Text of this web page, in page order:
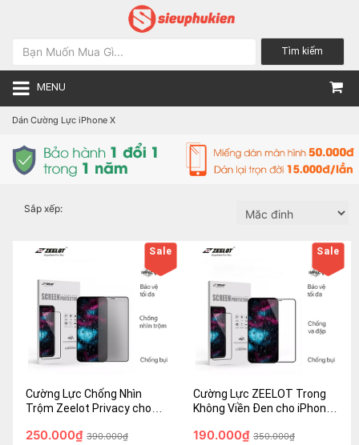
Tìm kiếm
MENU
Dán Cường Lực iPhone X
Sắp xếp:
Sale
Cường Lực Chống Nhìn
Trộm Zeelot Privacy cho
Hàng Fullbox - Chính hãng
250.000₫ 390.000₫
Sale
Cường Lực ZEELOT Trong
Không Viền Đen cho iPhone
Chính Hãng
190.000₫ 350.000₫